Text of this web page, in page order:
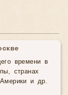
времени в
странах
и др.